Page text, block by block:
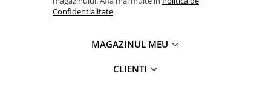
Confidentialitate
MAGAZINUL MEU
CLIENTI